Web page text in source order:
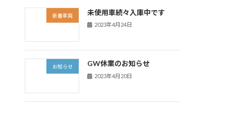
新着車両 未使用車続々入庫中です
2023年4月24日
お知らせ GW休業のお知らせ
2023年4月20日